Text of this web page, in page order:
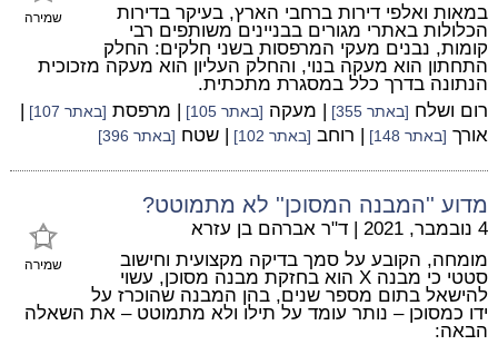
שמירה
במאות ואלפי דירות ברחבי הארץ, בעיקר בדירות
הכלולות באתרי מגורים בבניינים משותפים רבי
קומות, נבנים מעקי המרפסות בשני חלקים: החלק
התחתון הוא מעקה בנוי, והחלק העליון הוא מעקה מזכוכית
הנתונה בדרך כלל במסגרת מתכתית.
רום ושלח [באתר 355] | מעקה [באתר 105] | מרפסת [באתר 107]
|
אורך [באתר 148] | רוחב [באתר 102] | שטח [באתר 396]
מדוע ''המבנה המסוכן'' לא מתמוטט?
שמירה
4 נובמבר, 2021 | ד"ר אברהם בן עזרא
מומחה, הקובע על סמך בדיקה מקצועית וחישוב
סטטי כי מבנה X הוא בחזקת מבנה מסוכן, עשוי
להישאל בתום מספר שנים, בהן המבנה שהוכרז על
ידו כמסוכן – נותר עומד על תילו ולא מתמוטט – את השאלה
הבאה: